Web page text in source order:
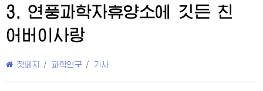
3. 연풍과학자휴양소에 깃든 친
어버이 사랑
첫페지 / 과학연구 / 기사